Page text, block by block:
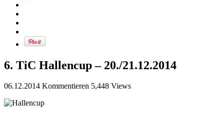
6. TiC Hallencup – 20./21.12.2014
06.12.2014 Kommentieren 5,448 Views